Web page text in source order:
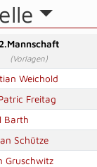
2.Mannschaft
(Vorlagen)
Weichold
Freitag
Barth
Schütze
Gruschwitz